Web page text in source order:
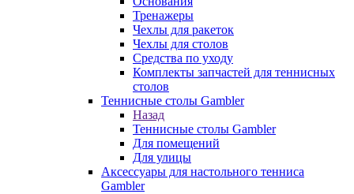
Тренажеры
Чехлы для ракеток
Чехлы для столов
Средства по уходу
Комплекты запчастей для теннисных
столов
Теннисные столы Gambler
Назад
Теннисные столы Gambler
Для помещений
Для улицы
Аксессуары для настольного тенниса
Gambler